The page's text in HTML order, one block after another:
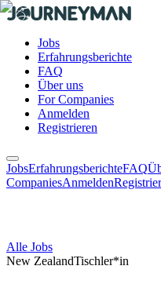
Jobs
Erfahrungsberichte
FAQ
Über uns
For Companies
Anmelden
Registrieren
JobsErfahrungsberichteFAQ
CompaniesAnmelden
Alle Jobs
New ZealandTischler*in